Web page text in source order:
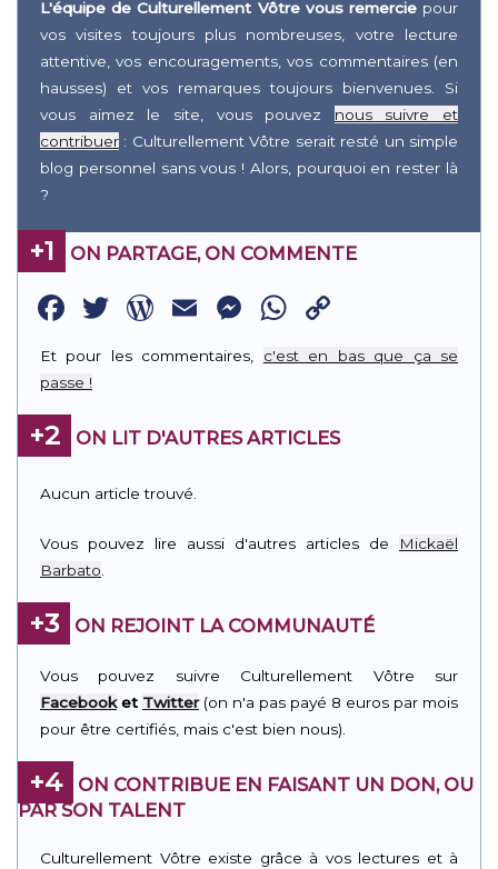
L'équipe de Culturellement Vôtre vous remerciepour
vos visites toujours plus nombreuses, votre lecture
attentive, vos encouragements, vos commentaires (en
hausses) et vos remarques toujours bienvenues. Si
vous aimez le site, vous pouvez nous suivre et
contribuer : Culturellement Vôtre serait resté un simple
blog personnel sans vous ! Alors, pourquoi en rester là
?
+1 ON PARTAGE, ON COMMENTE
Facebook
Twitter
WordPress
EmailMessenger
WhatsApp
Link
Et pour les commentaires, c'est en bas que ça se
passe !
+2 ON LIT D'AUTRES ARTICLES
Aucun article trouvé.
Vous pouvez lire aussi d'autres articles de
Mickaël
Barbato.
+3 ON REJOINT LA COMMUNAUTÉ
Vous pouvez suivre Culturellement Vôtre sur
Facebooket Twitter(on n'a pas payé 8 euros par mois
pour être certifiés, mais c'est bien nous).
+4
ON CONTRIBUE EN FAISANT UN DON, OU
PAR SON TALENT
Culturellement Vôtre existe grâce à vos lectures et à